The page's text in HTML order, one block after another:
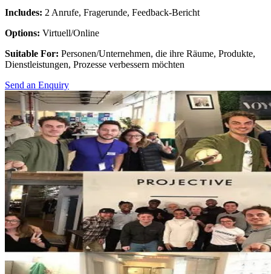
Includes: 2 Anrufe, Fragerunde, Feedback-Bericht
Options: Virtuell/Online
Suitable For: Personen/Unternehmen, die ihre Räume, Produkte,
Dienstleistungen, Prozesse verbessern möchten
Send an Enquiry